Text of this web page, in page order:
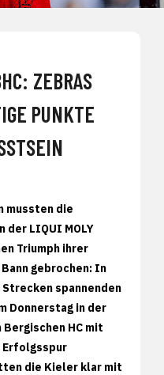
ZEBRAS
PUNKTE
mussten die
der LIQUI MOLY
Triumph ihrer
gebrochen: In
spannenden
Donnerstag in der
HC mit
Erfolgsspur
die Kieler klar mit